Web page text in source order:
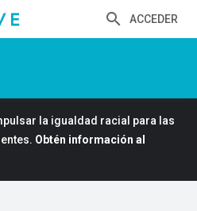
ACCEDER
la igualdad racial para las
Obtén información al